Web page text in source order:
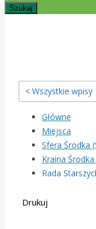
Szukaj
< Wszystkie wpisy
Główne
Miejsca
Sfera Środka
Kraina
Rada
Drukuj